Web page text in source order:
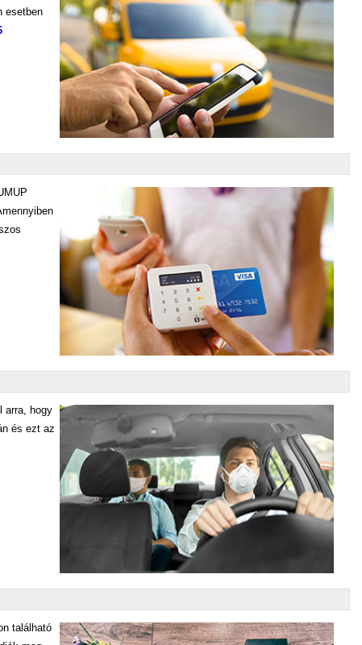
esetben
arra, hogy
és ezt az
található